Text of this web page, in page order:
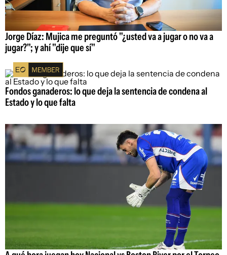
Jorge Díaz: Mujica me preguntó "¿usted va a jugar o no va a
jugar?"; y ahí "dije que sí"
Fondos ganaderos: lo que deja la sentencia de condena al
Estado y lo que falta